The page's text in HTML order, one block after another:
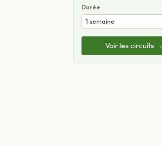
Durée
Voir les circuits →